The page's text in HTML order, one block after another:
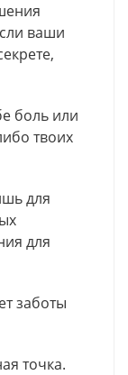
ваши
боль или
твоих
для
для
заботы
точка.